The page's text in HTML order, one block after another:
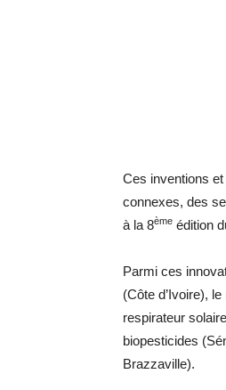
Ces inventions
connexes, des
à la 8ème édition
Parmi ces
(Côte d’Ivoire),
respirateur
biopesticides
Brazzaville).